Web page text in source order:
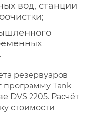
вод, станции
резервуаров
Tank
DVS 2205. Расчёт
стоимости